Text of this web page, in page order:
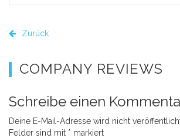
Zurück
COMPANY REVIEWS
Schreibe einen
Deine E-Mail-Adresse wird nicht
Felder sind mit * markiert